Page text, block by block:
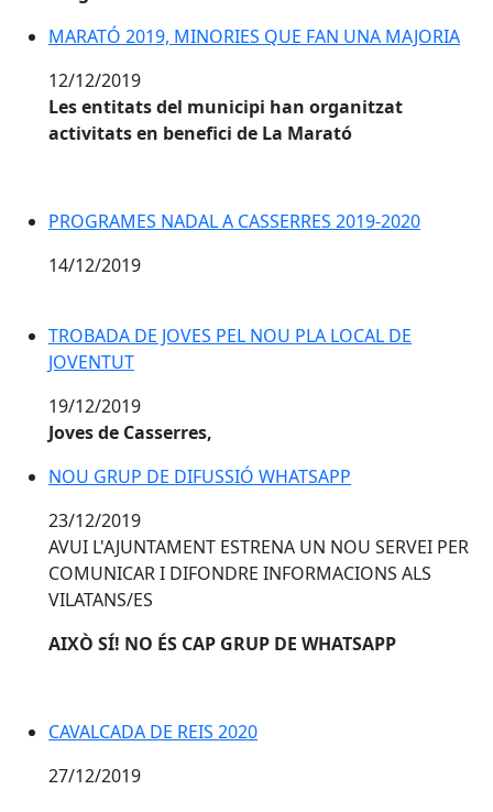
MARATÓ 2019, MINORIES QUE FAN UNA MAJORIA
12/12/2019
Les entitats del municipi han organitzat
activitats en benefici de La Marató
PROGRAMES NADAL A CASSERRES 2019-2020
14/12/2019
TROBADA DE JOVES PEL NOU PLA LOCAL DE
TROBADA DE JOVES PEL NOU PLA LOCAL DE
JOVENTUT
19/12/2019
Joves de Casserres,
NOU GRUP DE DIFUSSIÓ WHATSAPP
23/12/2019
AVUI L'AJUNTAMENT ESTRENA UN NOU SERVEI PER
COMUNICAR I DIFONDRE INFORMACIONS ALS
VILATANS/ES
AIXÒ SÍ! NO ÉS CAP GRUP DE WHATSAPP
CAVALCADA DE REIS 2020
27/12/2019